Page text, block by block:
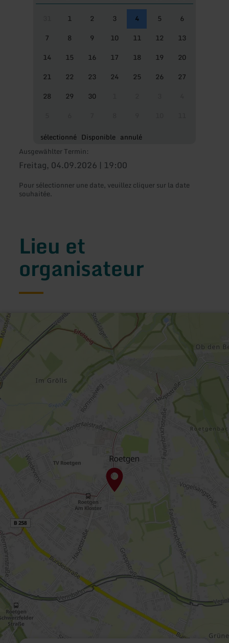
1 2 3 4 5
6
7
8 9 10 11 12
13
14
15 16 17 18 19
20
21
22 23 24 25 26
27
28
29 30
sélectionné Disponible annulé
Ausgewählter Termin:
Freitag, 04.09.2026 | 19:00
Pour sélectionner une date, veuillez cliquer sur la date
souhaitée.
Lieu et
organisateur